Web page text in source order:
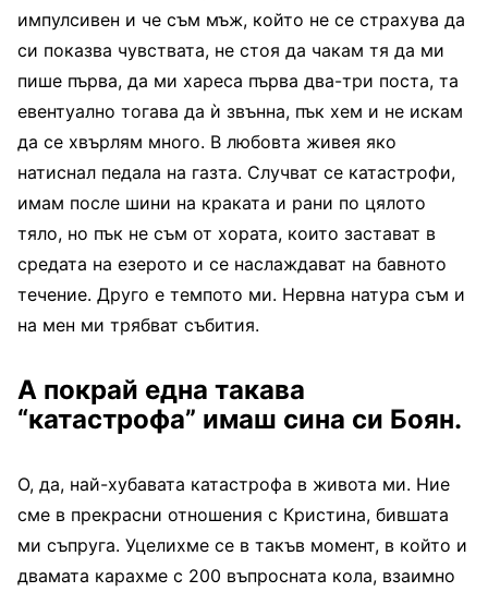
импулсивен и че съм мъж, който не се страхува да
си показва чувствата, не стоя да чакам тя да ми
пише първа, да ми хареса първа два-три поста, та
евентуално тогава да ѝ звънна, пък хем и не искам
да се хвърлям много. В любовта живея яко
натиснал педала на газта. Случват се катастрофи,
имам после шини на краката и рани по цялото
тяло, но пък не съм от хората, които застават в
средата на езерото и се наслаждават на бавното
течение. Друго е темпото ми. Нервна натура съм и
на мен ми трябват събития.
А покрай една такава
“катастрофа” имаш сина си Боян.
О, да, най-хубавата катастрофа в живота ми. Ние
сме в прекрасни отношения с Кристина, бившата
ми съпруга. Уцелихме се в такъв момент, в който и
двамата карахме с 200 въпросната кола, взаимно